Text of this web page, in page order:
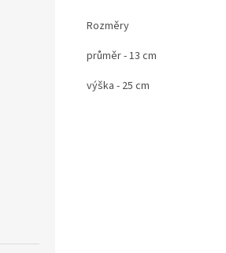
Rozměry
průměr - 13 cm
výška - 25 cm